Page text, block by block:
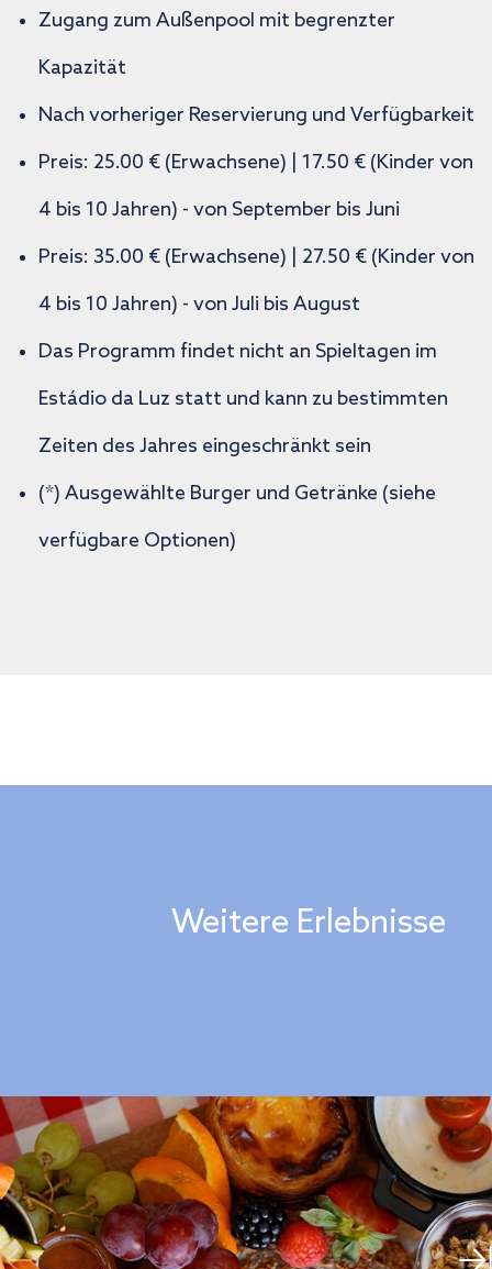
Zugang zum Außenpool mit begrenzter
Kapazität
Nach vorheriger Reservierung und Verfügbarkeit
Preis: 25.00 € (Erwachsene) | 17.50 € (Kinder von
4 bis 10 Jahren) - von September bis Juni
Preis: 35.00 € (Erwachsene) | 27.50 € (Kinder von
4 bis 10 Jahren) - von Juli bis August
Das Programm findet nicht an Spieltagen im
Estádio da Luz statt und kann zu bestimmten
Zeiten des Jahres eingeschränkt sein
(*) Ausgewählte Burger und Getränke (siehe
verfügbare Optionen)
Weitere Erlebnisse